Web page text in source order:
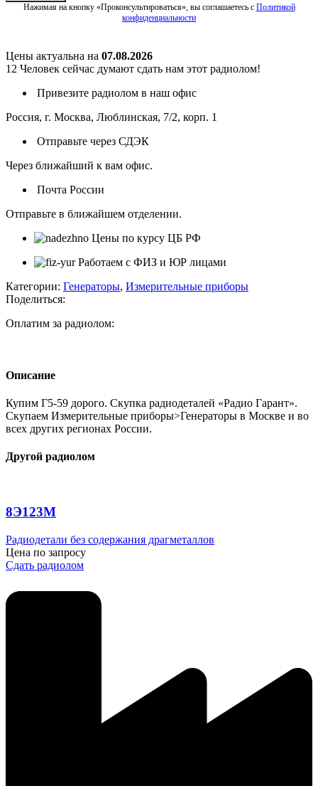
Нажимая на кнопку «Проконсультироваться», вы соглашаетесь с Политикой
конфиденциальности
Цены актуальна на 07.08.2026
12 Человек сейчас думают сдать нам этот радиолом!
Привезите радиолом в наш офис
Россия, г. Москва, Люблинская, 7/2, корп. 1
Отправьте через СДЭК
Через ближайший к вам офис.
Почта России
Отправьте в ближайшем отделении.
Цены по курсу ЦБ РФ
Работаем с ФИЗ и ЮР лицами
Категории: Генераторы, Измерительные приборы
Поделиться:
Оплатим за радиолом:
Описание
Купим Г5-59 дорого. Скупка радиодеталей «Радио Гарант».
Скупаем Измерительные приборы>Генераторы в Москве и во
всех других регионах России.
Другой радиолом
8Э123М
Радиодетали без содержания драгметаллов
Цена по запросу
Сдать радиолом